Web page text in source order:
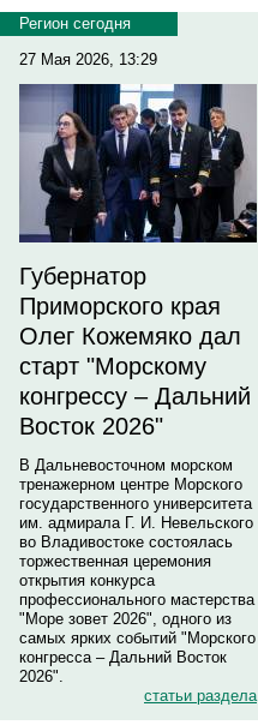
Регион сегодня
27 Мая 2026, 13:29
Губернатор
Приморского края
Олег Кожемяко дал
старт "Морскому
конгрессу – Дальний
Восток 2026"
В Дальневосточном морском
тренажерном центре Морского
государственного университета
им. адмирала Г. И. Невельского
во Владивостоке состоялась
торжественная церемония
открытия конкурса
профессионального мастерства
"Море зовет 2026", одного из
самых ярких событий "Морского
конгресса – Дальний Восток
2026".
статьи раздела